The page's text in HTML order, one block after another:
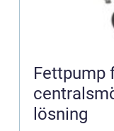
Fettpump
centralsmörjning
lösning